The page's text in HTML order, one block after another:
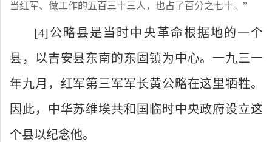
当红军、做工作的五百三十三人，也占了百分之七十。”
[4]公略县是当时中央革命根据地的一个
县，以吉安县东南的东固镇为中心。一九三一
年九月，红军第三军军长黄公略在这里牺牲。
因此，中华苏维埃共和国临时中央政府设立这
个县以纪念他。